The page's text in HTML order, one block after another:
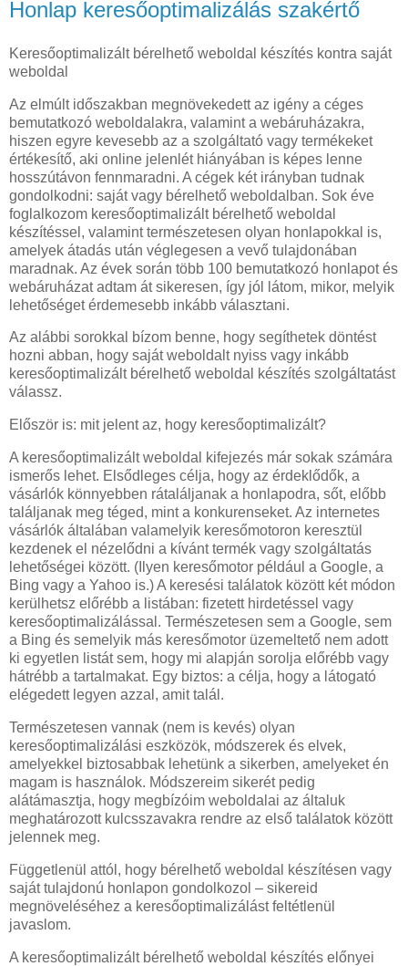
Honlap keresőoptimalizálás szakértő
Keresőoptimalizált bérelhető weboldal készítés kontra saját
weboldal
Az elmúlt időszakban megnövekedett az igény a céges
bemutatkozó weboldalakra, valamint a webáruházakra,
hiszen egyre kevesebb az a szolgáltató vagy termékeket
értékesítő, aki online jelenlét hiányában is képes lenne
hosszútávon fennmaradni. A cégek két irányban tudnak
gondolkodni: saját vagy bérelhető weboldalban. Sok éve
foglalkozom keresőoptimalizált bérelhető weboldal
készítéssel, valamint természetesen olyan honlapokkal is,
amelyek átadás után véglegesen a vevő tulajdonában
maradnak. Az évek során több 100 bemutatkozó honlapot és
webáruházat adtam át sikeresen, így jól látom, mikor, melyik
lehetőséget érdemesebb inkább választani.
Az alábbi sorokkal bízom benne, hogy segíthetek döntést
hozni abban, hogy saját weboldalt nyiss vagy inkább
keresőoptimalizált bérelhető weboldal készítés szolgáltatást
válassz.
Először is: mit jelent az, hogy keresőoptimalizált?
A keresőoptimalizált weboldal kifejezés már sokak számára
ismerős lehet. Elsődleges célja, hogy az érdeklődők, a
vásárlók könnyebben rátaláljanak a honlapodra, sőt, előbb
találjanak meg téged, mint a konkurenseket. Az internetes
vásárlók általában valamelyik keresőmotoron keresztül
kezdenek el nézelődni a kívánt termék vagy szolgáltatás
lehetőségei között. (Ilyen keresőmotor például a Google, a
Bing vagy a Yahoo is.) A keresési találatok között két módon
kerülhetsz előrébb a listában: fizetett hirdetéssel vagy
keresőoptimalizálással. Természetesen sem a Google, sem
a Bing és semelyik más keresőmotor üzemeltető nem adott
ki egyetlen listát sem, hogy mi alapján sorolja előrébb vagy
hátrébb a tartalmakat. Egy biztos: a célja, hogy a látogató
elégedett legyen azzal, amit talál.
Természetesen vannak (nem is kevés) olyan
keresőoptimalizálási eszközök, módszerek és elvek,
amelyekkel biztosabbak lehetünk a sikerben, amelyeket én
magam is használok. Módszereim sikerét pedig
alátámasztja, hogy megbízóim weboldalai az általuk
meghatározott kulcsszavakra rendre az első találatok között
jelennek meg.
Függetlenül attól, hogy bérelhető weboldal készítésen vagy
saját tulajdonú honlapon gondolkozol – sikereid
megnöveléséhez a keresőoptimalizálást feltétlenül
javaslom.
A keresőoptimalizált bérelhető weboldal készítés előnyei